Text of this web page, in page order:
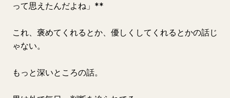
って思えたんだよね」**
これ、褒めてくれるとか、優しくしてくれるとかの話じ
ゃない。
もっと深いところの話。